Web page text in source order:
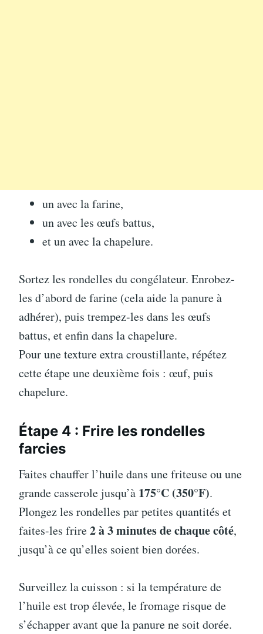
un avec la farine,
un avec les œufs battus,
et un avec la chapelure.
Sortez les rondelles du congélateur. Enrobez-
les d’abord de farine (cela aide la panure à
adhérer), puis trempez-les dans les œufs
battus, et enfin dans la chapelure.
Pour une texture extra croustillante, répétez
cette étape une deuxième fois : œuf, puis
chapelure.
Étape 4 : Frire les rondelles
farcies
Faites chauffer l’huile dans une friteuse ou une
grande casserole jusqu’à 175°C (350°F).
Plongez les rondelles par petites quantités et
faites-les frire2 à 3 minutes de chaque côté,
jusqu’à ce qu’elles soient bien dorées.
Surveillez la cuisson : si la température de
l’huile est trop élevée, le fromage risque de
s’échapper avant que la panure ne soit dorée.